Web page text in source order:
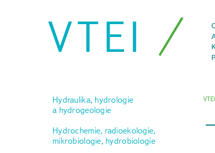
VTEI
Hydraulika, hydrologie
a hydrogeologie
Hydrochemie, radioekologie,
mikrobiologie, hydrobiologie
VTEI